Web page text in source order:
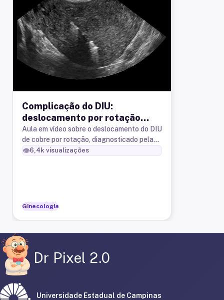
Complicação do DIU:
deslocamento por rotação
diagnosticado pela
ultrassonografia transvaginal
Aula em vídeo sobre o deslocamento do DIU
de cobre por rotação, diagnosticado pela
ultrassonografia transvaginal.
👁️6,4k visualizações
Ginecologia
Dr Pixel 2.0
Universidade Estadual de Campinas